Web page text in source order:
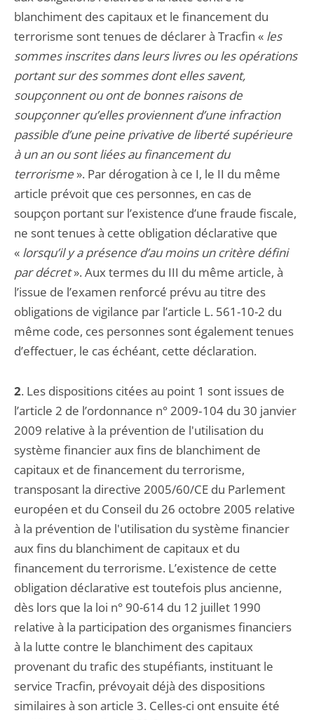
blanchiment des capitaux et le financement du
terrorisme sont tenues de déclarer à Tracfin « les
sommes inscrites dans leurs livres ou les opérations
portant sur des sommes dont elles savent,
soupçonnent ou ont de bonnes raisons de
soupçonner qu’elles proviennent d’une infraction
passible d’une peine privative de liberté supérieure
à un an ou sont liées au financement du
terrorisme ». Par dérogation à ce I, le II du même
article prévoit que ces personnes, en cas de
soupçon portant sur l’existence d’une fraude fiscale,
ne sont tenues à cette obligation déclarative que
« lorsqu’il y a présence d’au moins un critère défini
par décret». Aux termes du III du même article, à
l’issue de l’examen renforcé prévu au titre des
obligations de vigilance par l’article L. 561-10-2 du
même code, ces personnes sont également tenues
d’effectuer, le cas échéant, cette déclaration.
2. Les dispositions citées au point 1 sont issues de
l’article 2 de l’ordonnance n° 2009‑104 du 30 janvier
2009 relative à la prévention de l'utilisation du
système financier aux fins de blanchiment de
capitaux et de financement du terrorisme,
transposant la directive 2005/60/CE du Parlement
européen et du Conseil du 26 octobre 2005 relative
à la prévention de l'utilisation du système financier
aux fins du blanchiment de capitaux et du
financement du terrorisme. L’existence de cette
obligation déclarative est toutefois plus ancienne,
dès lors que la loi n° 90-614 du 12 juillet 1990
relative à la participation des organismes financiers
à la lutte contre le blanchiment des capitaux
provenant du trafic des stupéfiants, instituant le
service Tracfin, prévoyait déjà des dispositions
similaires à son article 3. Celles-ci ont ensuite été